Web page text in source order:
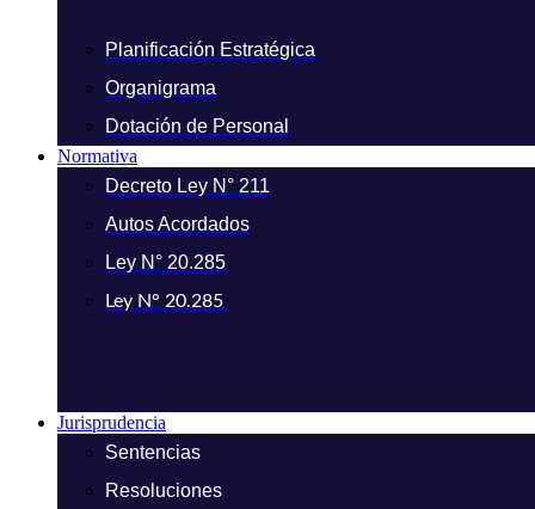
Planificación Estratégica
Organigrama
Dotación de Personal
Normativa
Decreto Ley N° 211
Autos Acordados
Ley N° 20.285
Ley N° 20.285
Jurisprudencia
Sentencias
Resoluciones